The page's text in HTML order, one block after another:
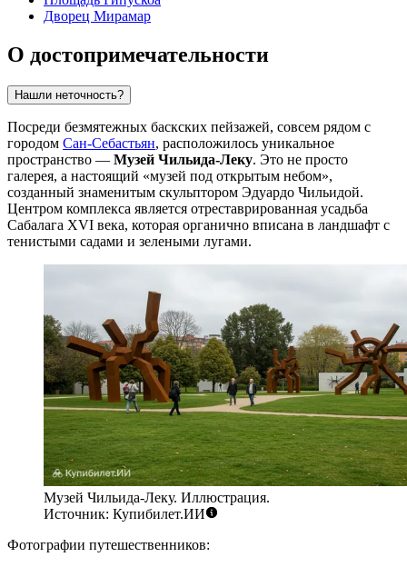
Дворец Мирамар
О достопримечательности
Нашли неточность?
Посреди безмятежных баскских пейзажей, совсем рядом с
городом Сан-Себастьян, расположилось уникальное
пространство — Музей Чильида-Леку. Это не просто
галерея, а настоящий «музей под открытым небом»,
созданный знаменитым скульптором Эдуардо Чильидой.
Центром комплекса является отреставрированная усадьба
Сабалага XVI века, которая органично вписана в ландшафт с
тенистыми садами и зелеными лугами.
Музей Чильида-Леку. Иллюстрация.
Источник: Купибилет.ИИ
Фотографии путешественников: